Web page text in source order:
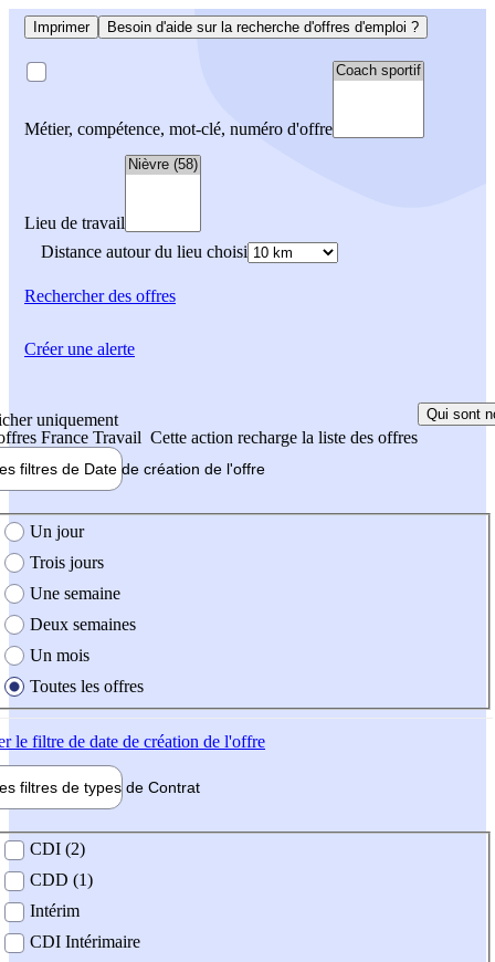
Imprimer Besoin d'aide sur la recherche d'offres d'emploi ?
Métier, compétence, mot-clé, numéro d'offre
Lieu de travail
Distance autour du lieu choisi
Rechercherdes offres
uniquement
France Travail Cette action recharge la liste des offres
Qui sont
filtres de Date de création de l'offre
création de l'offre
Un jour
Trois jours
Une semaine
Deux semaines
Un mois
Toutes les offres
le filtre de date de création de l'offre
filtres de types de Contrat
contrat
CDI (2)
CDD (1)
Intérim
CDI Intérimaire
Créer une alerte